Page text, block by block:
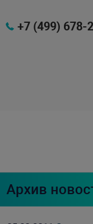
+7 (499) 678-
Архив